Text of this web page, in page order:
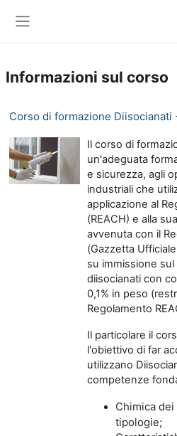
Informazioni sul corso
Corso di formazione Diisocianati
Il corso di
un'adeguata
e sicurezza, agli
industriali che
applicazione al
(REACH) e alla
avvenuta con il
(Gazzetta
su immissione
diisocianati con
0,1% in peso
Regolamento
Il particolare il
l'obiettivo di far
utilizzano
competenze
Chimica
tipologie;